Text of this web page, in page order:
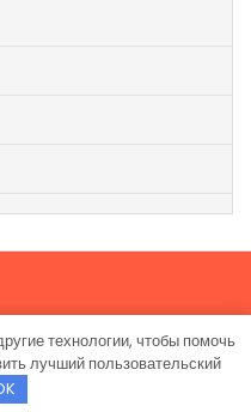
WordPress Theme
технологии, чтобы помочь
лучший пользовательский